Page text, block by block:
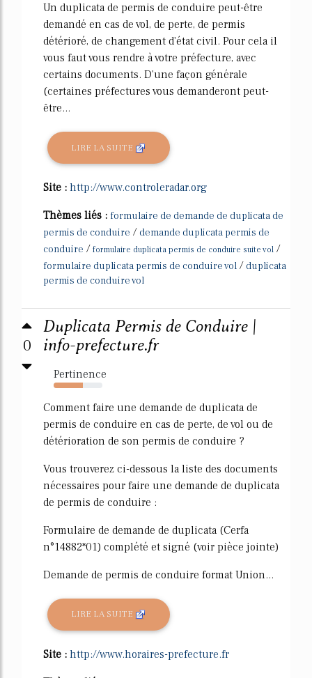
Un duplicata de permis de conduire peut-être
demandé en cas de vol, de perte, de permis
détérioré, de changement d'état civil. Pour cela il
vous faut vous rendre à votre préfecture, avec
certains documents. D'une façon générale
(certaines préfectures vous demanderont peut-
être...
LIRE LA SUITE
Site : http://www.controleradar.org
Thèmes liés : formulaire de demande de duplicata de
permis de conduire / demande duplicata permis de
conduire / formulaire duplicata permis de conduire suite vol /
formulaire duplicata permis de conduire vol / duplicata
permis de conduire vol
0
Duplicata Permis de Conduire |
info-prefecture.fr
Pertinence
60%
Comment faire une demande de duplicata de
permis de conduire en cas de perte, de vol ou de
détérioration de son permis de conduire ?
Vous trouverez ci-dessous la liste des documents
nécessaires pour faire une demande de duplicata
de permis de conduire :
Formulaire de demande de duplicata (Cerfa
n°14882*01) complété et signé (voir pièce jointe)
Demande de permis de conduire format Union...
LIRE LA SUITE
Site : http://www.horaires-prefecture.fr